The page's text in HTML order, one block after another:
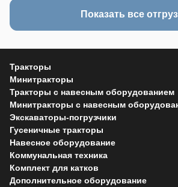
Показать все
Тракторы
Минитракторы
Тракторы с навесным оборудованием
Минитракторы с навесным
Экскаваторы-погрузчики
Гусеничные тракторы
Навесное оборудование
Коммунальная техника
Комплект для катков
Дополнительное оборудование